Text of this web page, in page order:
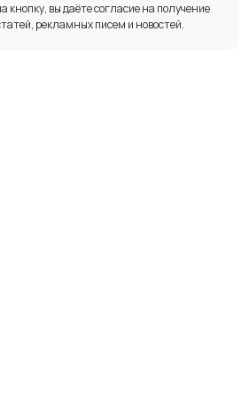
кнопку, вы даёте согласие на получение
рекламных писем и новостей.